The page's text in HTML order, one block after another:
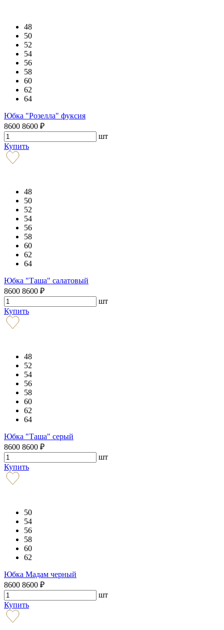
48
50
52
54
56
58
60
62
64
Юбка "Розелла" фуксия
8600 8600 ₽
шт
Купить
48
50
52
54
56
58
60
62
64
Юбка "Таша" салатовый
8600 8600 ₽
шт
Купить
48
52
54
56
58
60
62
64
Юбка "Таша" серый
8600 8600 ₽
шт
Купить
50
54
56
58
60
62
Юбка Мадам черный
8600 8600 ₽
шт
Купить